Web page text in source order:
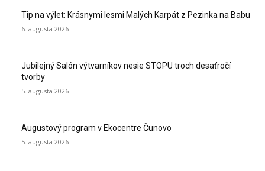
Tip na výlet: Krásnymi lesmi Malých Karpát z Pezinka na Babu
6. augusta 2026
Jubilejný Salón výtvarníkov nesie STOPU troch desaťročí
tvorby
5. augusta 2026
Augustový program v Ekocentre Čunovo
5. augusta 2026